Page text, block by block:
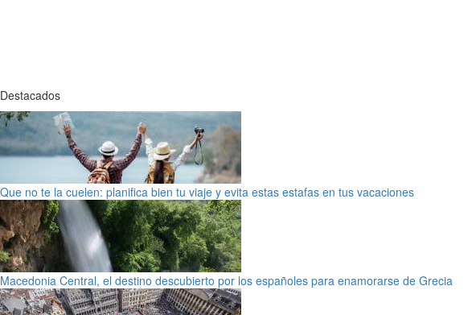
Destacados
Que no te la cuelen: planifica bien tu viaje y evita estas estafas en tus vacaciones
Macedonia Central, el destino descubierto por los españoles para enamorarse de Grecia